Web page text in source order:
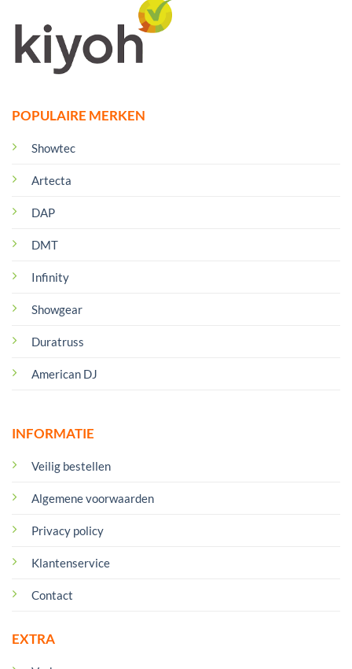
POPULAIRE MERKEN
Showtec
Artecta
DAP
DMT
Infinity
Showgear
Duratruss
American DJ
INFORMATIE
Veilig bestellen
Algemene voorwaarden
Privacy policy
Klantenservice
Contact
EXTRA